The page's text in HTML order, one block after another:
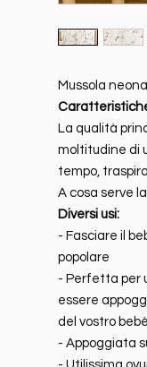
Mussola
La qualità
moltitudine di
tempo,
A cosa serve
Diversi usi:
- Fasciare il
popolare
- Perfetta per
essere
del vostro bebè
- Appoggiata